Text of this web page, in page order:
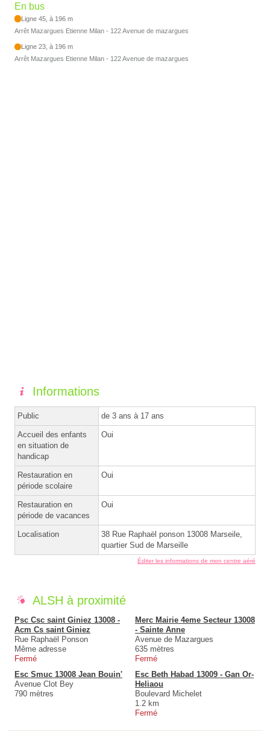
En bus
Ligne 45, à 196 m
Arrêt Mazargues Etienne Milan - 122 Avenue de mazargues
Ligne 23, à 196 m
Arrêt Mazargues Etienne Milan - 122 Avenue de mazargues
Informations
Public de 3 ans à 17 ans
Accueil des enfants
en situation de
handicap
Oui
Restauration en
période scolaire
Oui
Restauration en
période de vacances
Oui
Localisation
38 Rue Raphaël ponson 13008 Marseile,
quartier Sud de Marseille
Éditer les informations de mon centre aéré
ALSH à proximité
Psc Csc saint Giniez 13008 -
Acm Cs saint Giniez
Rue Raphaël Ponson
Même adresse
Fermé
Merc Mairie 4eme Secteur 13008
- Sainte Anne
Avenue de Mazargues
635 mètres
Fermé
Esc Smuc 13008 Jean Bouin'
Avenue Clot Bey
790 mètres
Esc Beth Habad 13009 - Gan Or-
Heliaou
Boulevard Michelet
1.2 km
Fermé